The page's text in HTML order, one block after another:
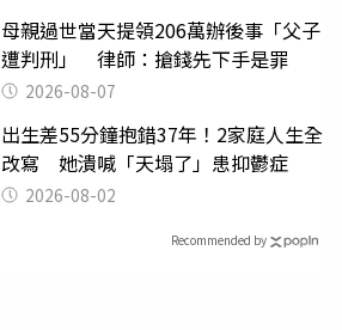
母親過世當天提領206萬辦後事「父子
遭判刑」 律師：搶錢先下手是罪
2026-08-07
出生差55分鐘抱錯37年！2家庭人生全
改寫 她潰喊「天塌了」患抑鬱症
2026-08-02
Recommended by